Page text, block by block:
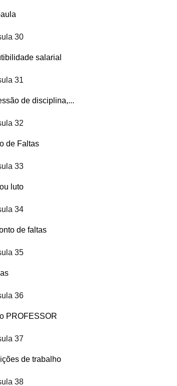
30
salarial
31
de disciplina,...
32
de Faltas
33
luto
34
de faltas
35
36
PROFESSOR
37
de trabalho
38